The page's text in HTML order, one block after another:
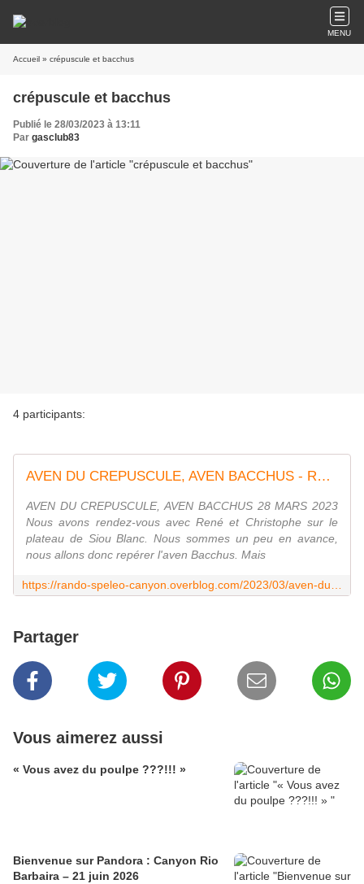
MENU
Accueil » crépuscule et bacchus
crépuscule et bacchus
Publié le 28/03/2023 à 13:11
Par gasclub83
4 participants:
AVEN DU CREPUSCULE, AVEN BACCHUS - RANDO SPELEO CANYON
AVEN DU CREPUSCULE, AVEN BACCHUS 28 MARS 2023
Nous avons rendez-vous avec René et Christophe sur le
plateau de Siou Blanc. Nous sommes un peu en avance,
nous allons donc repérer l'aven Bacchus. Mais
Partager
Vous aimerez aussi
« Vous avez du poulpe ???!!! »
Bienvenue sur Pandora : Canyon Rio
Barbaira – 21 juin 2026